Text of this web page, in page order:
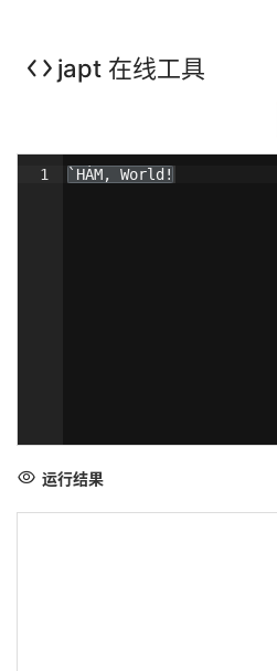
japt 在线工具
1 `HÁM, World!
运行结果